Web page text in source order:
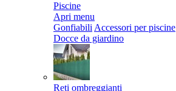
Piscine
Apri menu
Gonfiabili Accessori per piscine
Docce da giardino
Reti ombreggianti